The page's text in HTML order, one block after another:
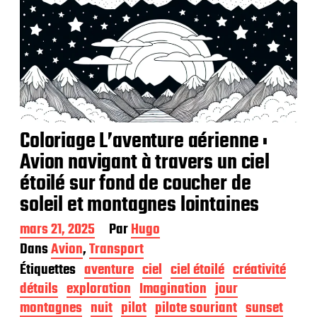
Coloriage L’aventure aérienne :
Avion navigant à travers un ciel
étoilé sur fond de coucher de
soleil et montagnes lointaines
D
a
t
e
d
e
mars 21, 2025 ParHugo
DansAvion,Transport
Étiquettes aventure ciel ciel étoilé créativité
détails exploration Imagination jour
montagnes nuit pilot pilote souriant sunset